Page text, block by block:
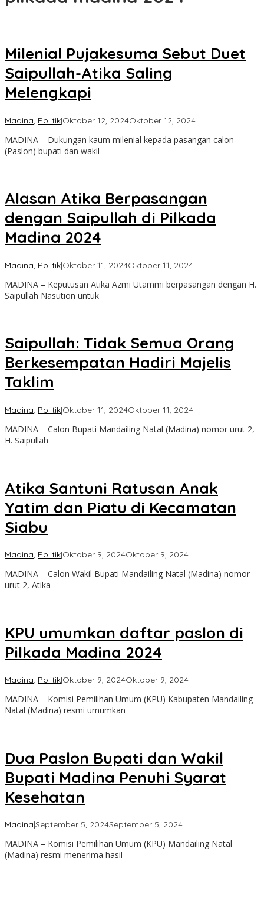
Milenial Pujakesuma Sebut Duet
Saipullah-Atika Saling
Melengkapi
Madina, Politik|Oktober 12, 2024Oktober 12, 2024oleh
MADINA – Dukungan kaum milenial kepada pasangan calon
(Paslon) bupati dan wakil
Alasan Atika Berpasangan
dengan Saipullah di Pilkada
Madina 2024
Madina, Politik|Oktober 11, 2024Oktober 11, 2024oleh
MADINA – Keputusan Atika Azmi Utammi berpasangan dengan H.
Saipullah Nasution untuk
Saipullah: Tidak Semua Orang
Berkesempatan Hadiri Majelis
Taklim
Madina, Politik|Oktober 11, 2024Oktober 11, 2024oleh
MADINA – Calon Bupati Mandailing Natal (Madina) nomor urut 2,
H. Saipullah
Atika Santuni Ratusan Anak
Yatim dan Piatu di Kecamatan
Siabu
Madina, Politik|Oktober 9, 2024Oktober 9, 2024oleh
MADINA – Calon Wakil Bupati Mandailing Natal (Madina) nomor
urut 2, Atika
KPU umumkan daftar paslon di
Pilkada Madina 2024
Madina, Politik|Oktober 9, 2024Oktober 9, 2024oleh
MADINA – Komisi Pemilihan Umum (KPU) Kabupaten Mandailing
Natal (Madina) resmi umumkan
Dua Paslon Bupati dan Wakil
Bupati Madina Penuhi Syarat
Kesehatan
Madina|September 5, 2024September 5, 2024oleh
MADINA – Komisi Pemilihan Umum (KPU) Mandailing Natal
(Madina) resmi menerima hasil